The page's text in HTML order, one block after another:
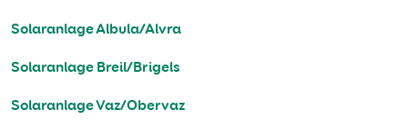
Solaranlage Albula/Alvra
Solaranlage Breil/Brigels
Solaranlage Vaz/Obervaz